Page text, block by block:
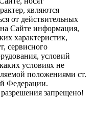
являются
от действительных
Сайте информация,
характеристик,
сервисного
условий
условиях не
положениями ст.
Федерации.
запрещено!